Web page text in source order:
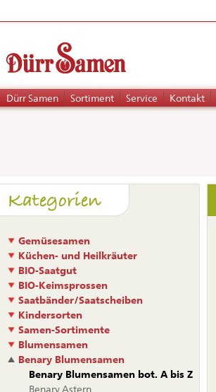
Navigation
überspringen
Dürr Samen Sortiment Service Kontakt
Kategorien
Gemüsesamen
Küchen- und Heilkräuter
BIO-Saatgut
BIO-Keimsprossen
Saatbänder/Saatscheiben
Kindersorten
Samen-Sortimente
Blumensamen
Benary Blumensamen
Benary Blumensamen bot. A bis Z
Benary Astern